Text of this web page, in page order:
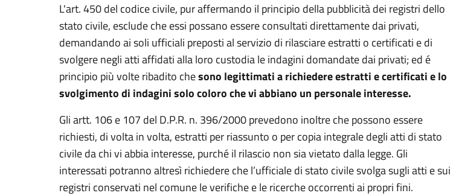
L'art. 450 del codice civile, pur affermando il principio della pubblicità dei registri dello
stato civile, esclude che essi possano essere consultati direttamente dai privati,
demandando ai soli ufficiali preposti al servizio di rilasciare estratti o certificati e di
svolgere negli atti affidati alla loro custodia le indagini domandate dai privati; ed é
principio più volte ribadito chesono legittimati a richiedere estratti e certificati e lo
svolgimento di indagini solo coloro che vi abbiano un personale interesse.
Gli artt. 106 e 107 del D.P.R. n. 396/2000 prevedono inoltre che possono essere
richiesti, di volta in volta, estratti per riassunto o per copia integrale degli atti di stato
civile da chi vi abbia interesse, purché il rilascio non sia vietato dalla legge. Gli
interessati potranno altresì richiedere che l’ufficiale di stato civile svolga sugli atti e sui
registri conservati nel comune le verifiche e le ricerche occorrenti ai propri fini.